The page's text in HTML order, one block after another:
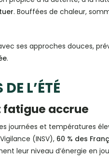
. Bouffées de chaleur,
ses approches douces,
.
L’ÉTÉ
fatigue accrue
journées et températures
(INSV), 60 % des
leur niveau d’énergie en